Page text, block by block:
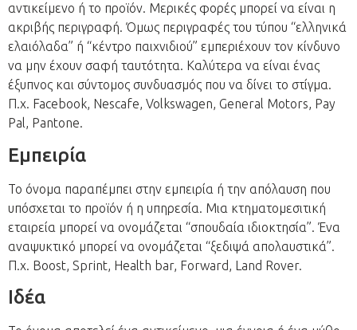
αντικείμενο ή το προϊόν. Μερικές φορές μπορεί να είναι η
ακριβής περιγραφή. Όμως περιγραφές του τύπου “ελληνικά
ελαιόλαδα” ή “κέντρο παιχνιδιού” εμπεριέχουν τον κίνδυνο
να μην έχουν σαφή ταυτότητα. Καλύτερα να είναι ένας
έξυπνος και σύντομος συνδυασμός που να δίνει το στίγμα.
Π.χ. Facebook, Nescafe, Volkswagen, General Motors, Pay
Pal, Pantone.
Εμπειρία
Το όνομα παραπέμπει στην εμπειρία ή την απόλαυση που
υπόσχεται το προϊόν ή η υπηρεσία. Μια κτηματομεσιτική
εταιρεία μπορεί να ονομάζεται “σπουδαία ιδιοκτησία”. Ένα
αναψυκτικό μπορεί να ονομάζεται “ξεδιψά απολαυστικά”.
Π.χ. Boost, Sprint, Health bar, Forward, Land Rover.
Ιδέα